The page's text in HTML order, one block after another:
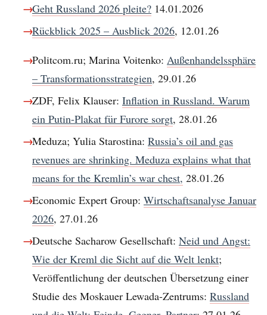
Geht Russland 2026 pleite? 14.01.2026
Rückblick 2025 – Ausblick 2026, 12.01.26
Politcom.ru; Marina Voitenko: Außenhandelssphäre
– Transformationsstrategien, 29.01.26
ZDF, Felix Klauser: Inflation in Russland. Warum
ein Putin-Plakat für Furore sorgt, 28.01.26
Meduza; Yulia Starostina: Russia’s oil and gas
revenues are shrinking. Meduza explains what that
means for the Kremlin’s war chest, 28.01.26
Economic Expert Group: Wirtschaftsanalyse Januar
2026, 27.01.26
Deutsche Sacharow Gesellschaft: Neid und Angst:
Wie der Kreml die Sicht auf die Welt lenkt;
Veröffentlichung der deutschen Übersetzung einer
Studie des Moskauer Lewada-Zentrums: Russland